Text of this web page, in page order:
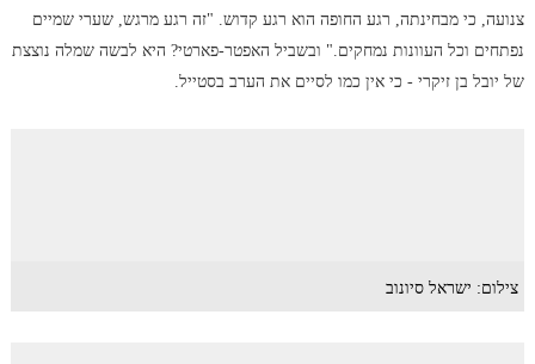
צנועה, כי מבחינתה, רגע החופה הוא רגע קדוש. "זה רגע מרגש, שערי שמיים
נפתחים וכל העוונות נמחקים." ובשביל האפטר-פארטי? היא לבשה שמלה נוצצת
של יובל בן זיקרי - כי אין כמו לסיים את הערב בסטייל.
צילום: ישראל סיונוב